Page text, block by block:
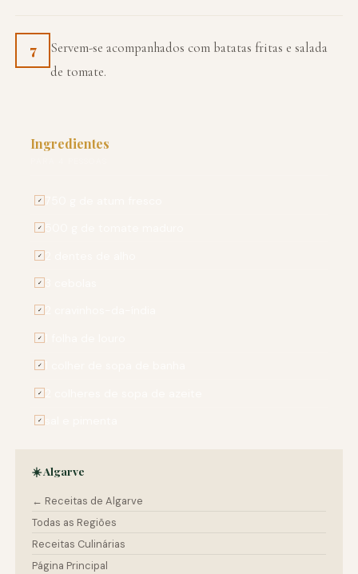
7
Servem-se acompanhados com batatas fritas e salada
de tomate.
Ingredientes
✓
✓
✓
✓
✓
✓
✓
✓
✓
☀️ Algarve
← Receitas de Algarve
Todas as Regiões
Receitas Culinárias
Página Principal